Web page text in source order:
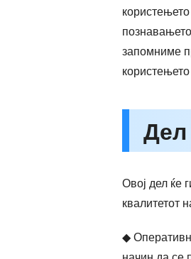
запомниме
Овој дел ќе
квалитетот
◆